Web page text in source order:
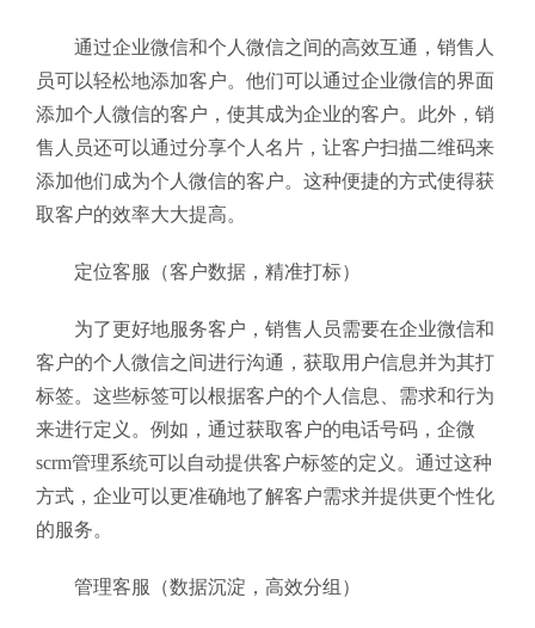
通过企业微信和个人微信之间的高效互通，销售人
员可以轻松地添加客户。他们可以通过企业微信的界面
添加个人微信的客户，使其成为企业的客户。此外，销
售人员还可以通过分享个人名片，让客户扫描二维码来
添加他们成为个人微信的客户。这种便捷的方式使得获
取客户的效率大大提高。
定位客服（客户数据，精准打标）
为了更好地服务客户，销售人员需要在企业微信和
客户的个人微信之间进行沟通，获取用户信息并为其打
标签。这些标签可以根据客户的个人信息、需求和行为
来进行定义。例如，通过获取客户的电话号码，企微
scrm管理系统可以自动提供客户标签的定义。通过这种
方式，企业可以更准确地了解客户需求并提供更个性化
的服务。
管理客服（数据沉淀，高效分组）